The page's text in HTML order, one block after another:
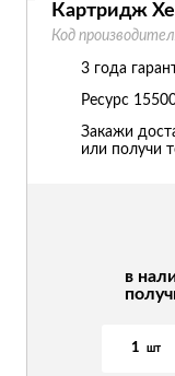
в
1 шт
Картридж
Код
3 года
Ресурс
Закажи
или получи